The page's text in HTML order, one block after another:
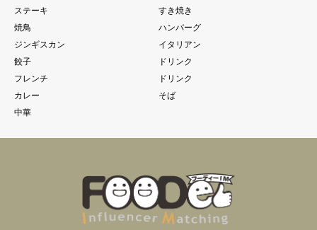
ステーキ
すき焼き
焼鳥
ハンバーグ
ジンギスカン
イタリアン
餃子
ドリンク
フレンチ
ドリンク
カレー
そば
中華